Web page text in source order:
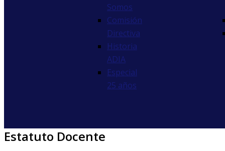
Somos
Comisión
Directiva
Historia
ADIA
Especial
25 años
Estatuto Docente